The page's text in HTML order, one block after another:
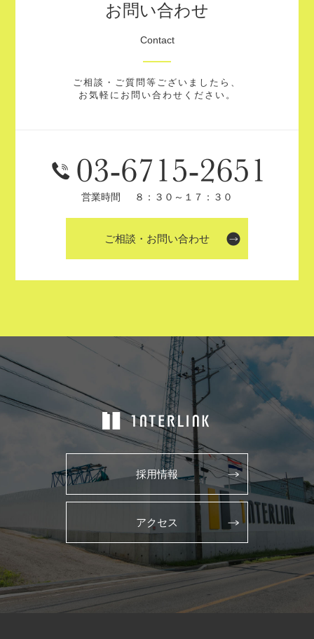
お問い合わせ
Contact
ご相談・ご質問等ございましたら、
お気軽にお問い合わせください。
営業時間 ８：３０～１７：３０
ご相談・お問い合わせ
採用情報
アクセス